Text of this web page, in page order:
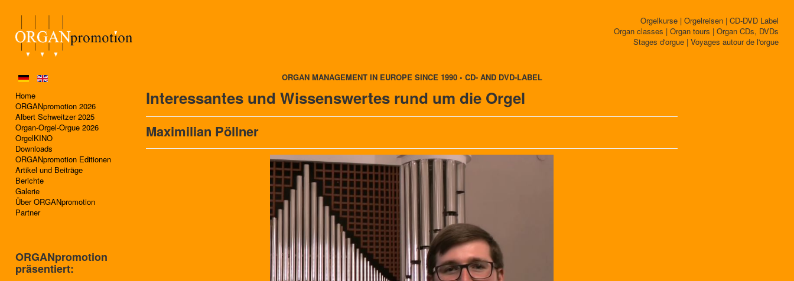
Orgelkurse | Orgelreisen | CD-DVD Label
Organ classes | Organ tours | Organ CDs, DVDs
Stages d'orgue | Voyages autour de l'orgue
Home
ORGANpromotion 2026
Albert Schweitzer 2025
Organ-Orgel-Orgue 2026
OrgelKINO
Downloads
ORGANpromotion Editionen
Artikel und Beiträge
Berichte
Galerie
Über ORGANpromotion
Partner
ORGAN MANAGEMENT IN EUROPE SINCE 1990 • CD- AND DVD-LABEL
Interessantes und Wissenswertes rund um die Orgel
Maximilian Pöllner
ORGANpromotion
präsentiert: